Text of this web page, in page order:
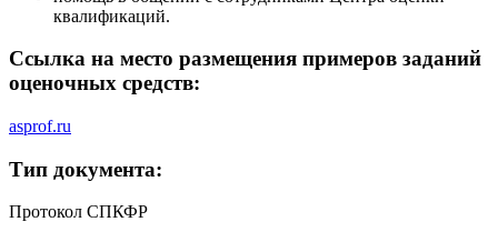
квалификаций.
Ссылка на место размещения примеров заданий
оценочных средств:
asprof.ru
Тип документа:
Протокол СПКФР